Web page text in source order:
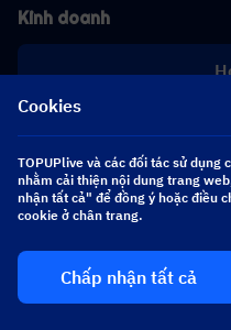
Kinh doanh
[email protected]
Theo dõi chúng tôi
Copyright 2026 SEA WHALE
Cookies
TOPUPlive và các đối tác sử
nhằm cải thiện nội dung trang
nhận tất cả" để đồng ý hoặc điều
cookie ở chân trang.
Chấp nhận tất cả